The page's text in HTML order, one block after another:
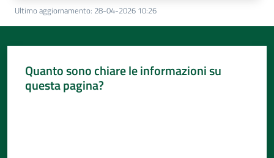
Ultimo aggiornamento: 28-04-2026 10:26
Quanto sono chiare le informazioni su
questa pagina?